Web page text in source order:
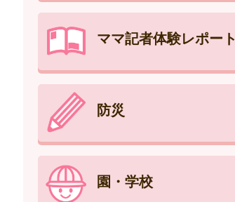
ママ記者体験レポート
防災
園・学校